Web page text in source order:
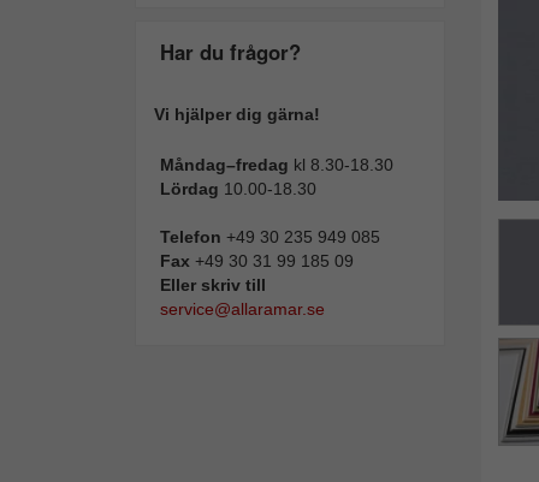
Har du frågor?
Vi hjälper dig gärna!
Måndag–fredag kl 8.30-18.30
Lördag 10.00-18.30
Telefon +49 30 235 949 085
Fax +49 30 31 99 185 09
Eller skriv till
service@allaramar.se